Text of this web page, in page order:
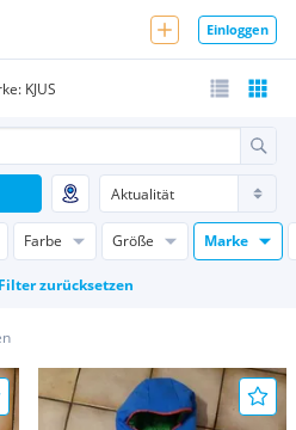
Einloggen
KJUS
Farbe Größe Marke
Filter zurücksetzen